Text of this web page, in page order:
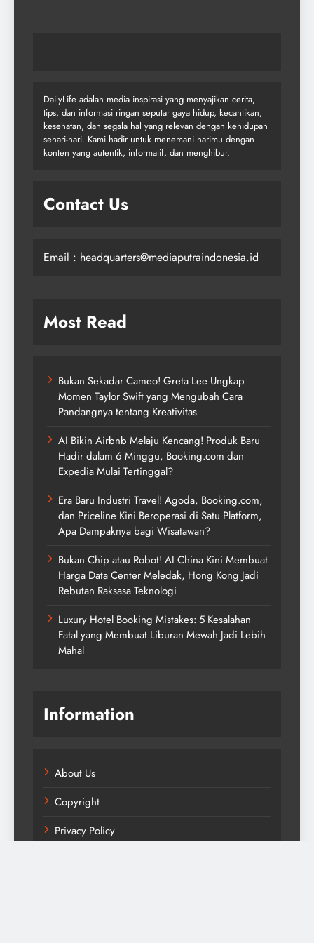
DailyLife adalah media inspirasi yang menyajikan cerita,
tips, dan informasi ringan seputar gaya hidup, kecantikan,
kesehatan, dan segala hal yang relevan dengan kehidupan
sehari-hari. Kami hadir untuk menemani harimu dengan
konten yang autentik, informatif, dan menghibur.
Contact Us
Email : headquarters@mediaputraindonesia.id
Most Read
Bukan Sekadar Cameo! Greta Lee Ungkap
Momen Taylor Swift yang Mengubah Cara
Pandangnya tentang Kreativitas
AI Bikin Airbnb Melaju Kencang! Produk Baru
Hadir dalam 6 Minggu, Booking.com dan
Expedia Mulai Tertinggal?
Era Baru Industri Travel! Agoda, Booking.com,
dan Priceline Kini Beroperasi di Satu Platform,
Apa Dampaknya bagi Wisatawan?
Bukan Chip atau Robot! AI China Kini Membuat
Harga Data Center Meledak, Hong Kong Jadi
Rebutan Raksasa Teknologi
Luxury Hotel Booking Mistakes: 5 Kesalahan
Fatal yang Membuat Liburan Mewah Jadi Lebih
Mahal
Information
About Us
Copyright
Privacy Policy